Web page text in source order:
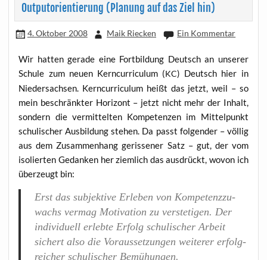
Outputorientierung (Planung auf das Ziel hin)
4. Oktober 2008 Maik Riecken Ein Kommentar
Wir hat­ten gera­de eine Fort­bil­dung Deutsch an unse­rer
Schu­le zum neu­en Kern­cur­ri­cu­lum (KC) Deutsch hier in
Nie­der­sach­sen. Kern­cur­ri­cu­lum heißt das jetzt, weil – so
mein beschränk­ter Hori­zont – jetzt nicht mehr der Inhalt,
son­dern die ver­mit­tel­ten Kom­pe­ten­zen im Mit­tel­punkt
schu­li­scher Aus­bil­dung ste­hen. Da passt fol­gen­der – völ­lig
aus dem Zusam­men­hang geris­se­ner Satz – gut, der vom
iso­lier­ten Gedan­ken her ziem­lich das aus­drückt, wovon ich
über­zeugt bin:
Erst das sub­jek­ti­ve Erle­ben von Kom­pe­tenz­zu­
wachs ver­mag Moti­va­ti­on zu ver­ste­ti­gen. Der
indi­vi­du­ell erleb­te Erfolg schu­li­scher Arbeit
sichert also die Vor­aus­set­zun­gen wei­te­rer erfolg­
rei­cher schu­li­scher Bemühungen.